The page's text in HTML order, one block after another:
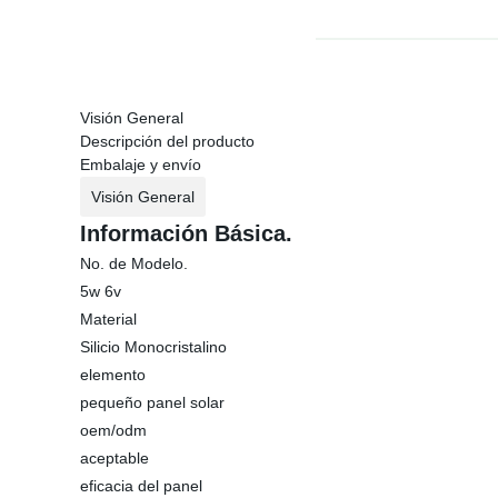
Visión General
Descripción del producto
Embalaje y envío
Visión General
Información Básica.
No. de Modelo.
5w 6v
Material
Silicio Monocristalino
elemento
pequeño panel solar
oem/odm
aceptable
eficacia del panel